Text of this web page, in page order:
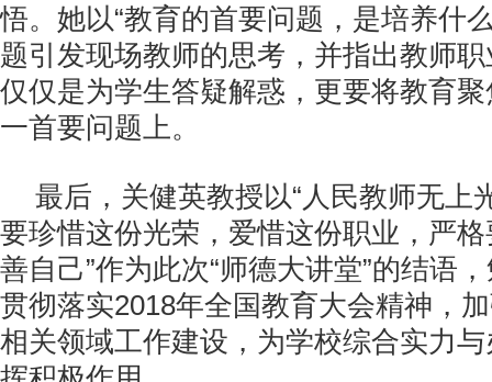
悟。她以“教育的首要问题，是培养什
题引发现场教师的思考，并指出教师
仅仅是为学生答疑解惑，更要将教育
一首要问题上。
最后，关健英教授以“人民教师无上
要珍惜这份光荣，爱惜这份职业，严
善自己”作为此次“师德大讲堂”的结语
贯彻落实2018年全国教育大会精神，
相关领域工作建设，为学校综合实力